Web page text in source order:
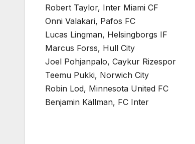
Robert Taylor, Inter Miami CF
Onni Valakari, Pafos FC
Lucas Lingman, Helsingborgs IF
Marcus Forss, Hull City
Joel Pohjanpalo, Caykur Rizespor
Teemu Pukki, Norwich City
Robin Lod, Minnesota United FC
Benjamin Källman, FC Inter